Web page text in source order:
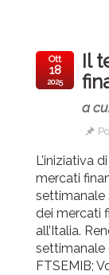
Il
a
Ott
18
2025
L’iniziativa
mercati
dei mercati
all’Italia.
settimanale
FTSEMIB;